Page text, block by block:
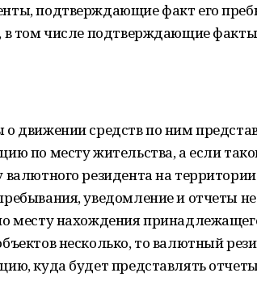
подтверждающие факт его
в том числе подтверждающие факты
о движении средств по ним
по месту жительства, а если
валютного резидента на
уведомление и отчеты
месту нахождения
несколько, то валютный
куда будет представлять